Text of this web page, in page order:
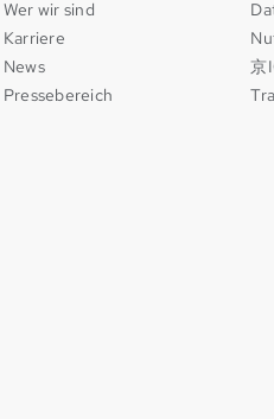
Wer wir sind
Karriere
News
Pressebereich
京